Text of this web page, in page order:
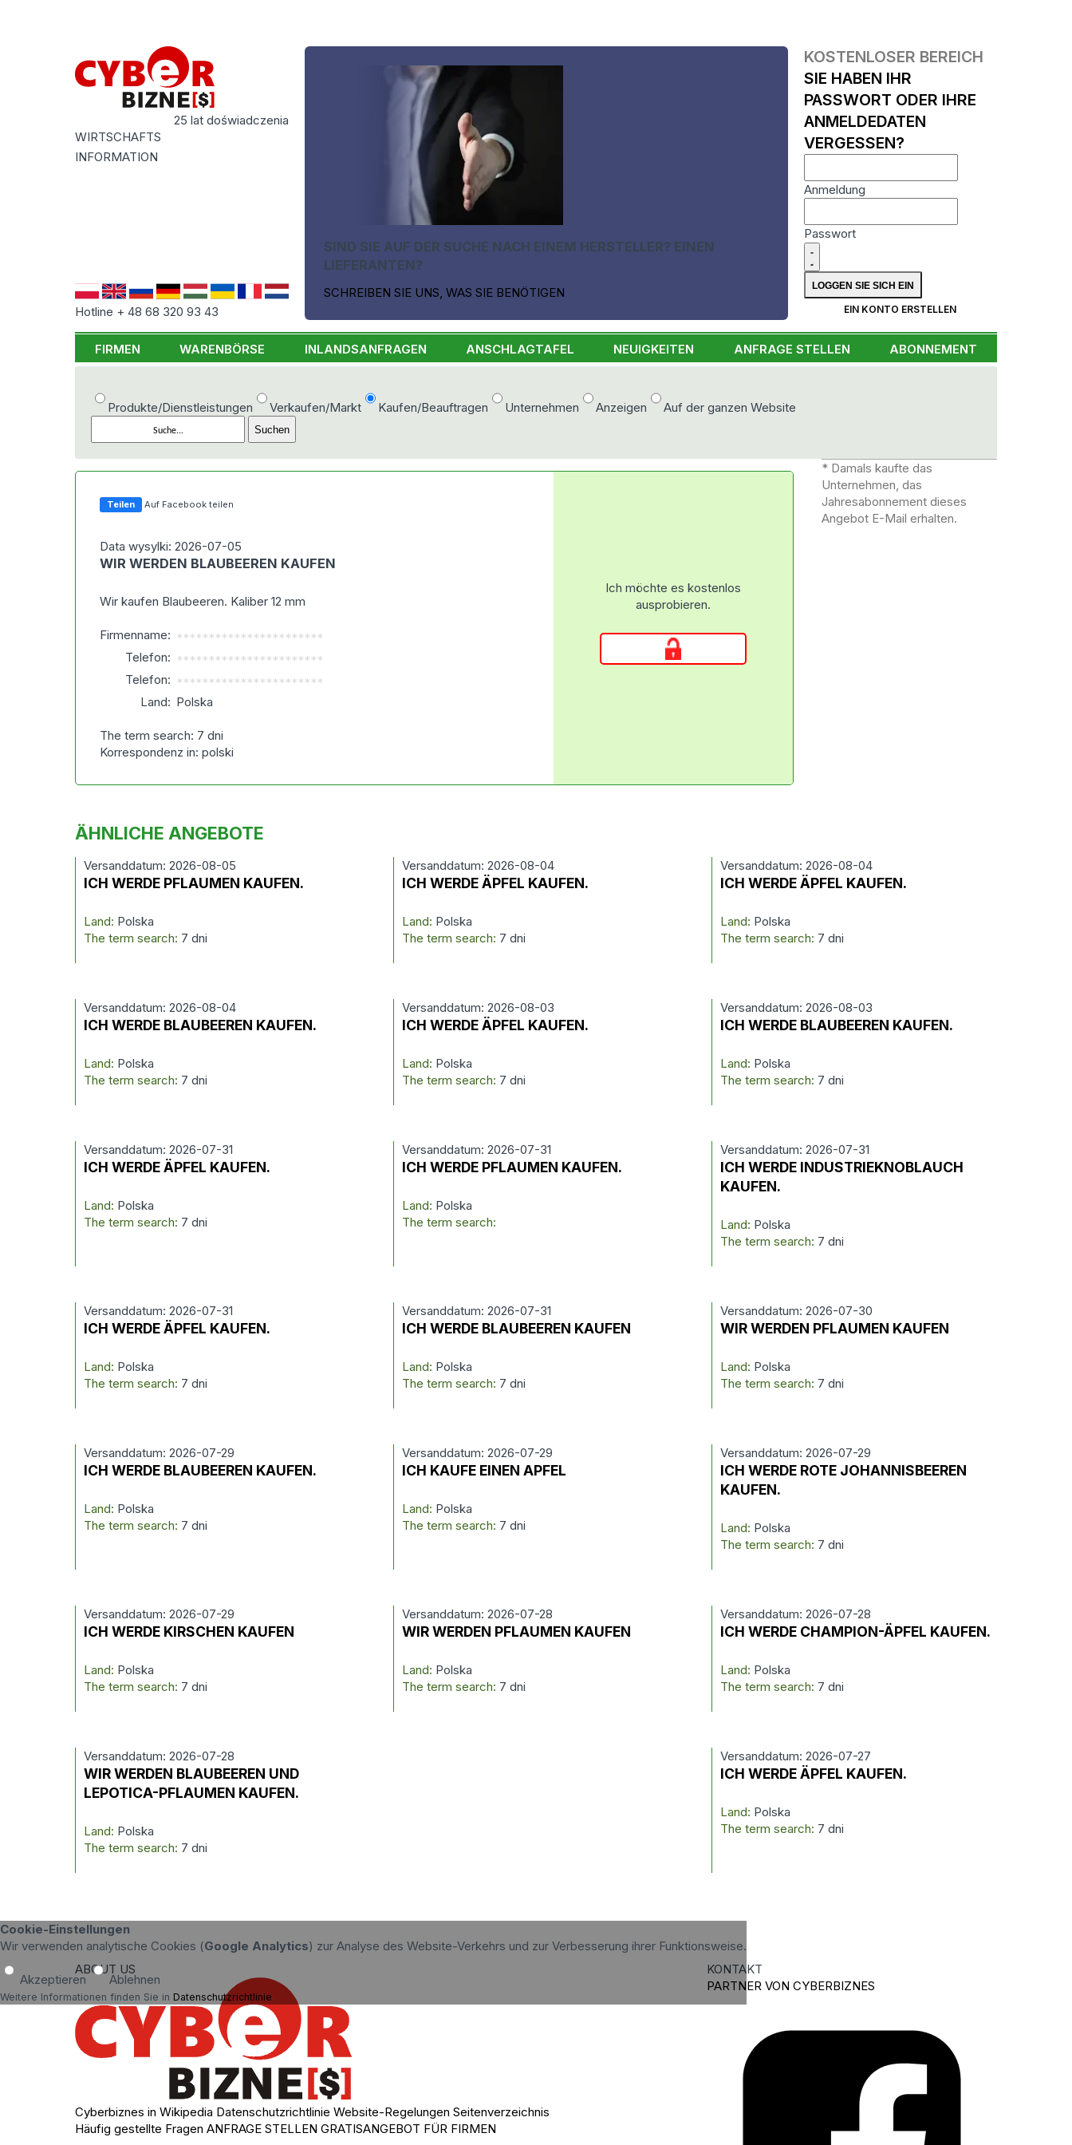
25 lat doświadczenia
WIRTSCHAFTS
INFORMATION
Hotline + 48 68 320 93 43
SIND SIE AUF DER SUCHE NACH EINEM HERSTELLER? EINEN
LIEFERANTEN?
SCHREIBEN SIE UNS, WAS SIE BENÖTIGEN
KOSTENLOSER BEREICH
SIE HABEN IHR
PASSWORT ODER IHRE
ANMELDEDATEN
VERGESSEN?
Anmeldung
Passwort
EIN KONTO ERSTELLEN
FIRMEN WARENBÖRSE INLANDSANFRAGEN ANSCHLAGTAFEL NEUIGKEITEN ANFRAGE STELLEN ABONNEMENT
Produkte/Dienstleistungen Verkaufen/Markt Kaufen/Beauftragen Unternehmen Anzeigen Auf der ganzen Website
Teilen Auf Facebook teilen
Data wysylki: 2026-07-05
WIR WERDEN BLAUBEEREN KAUFEN
Wir kaufen Blaubeeren. Kaliber 12 mm
Firmenname: ***********************
Telefon: ***********************
Telefon: ***********************
Land: Polska
The term search: 7 dni
Korrespondenz in: polski
Ich möchte es kostenlos
ausprobieren.
* Damals kaufte das
Unternehmen, das
Jahresabonnement dieses
Angebot E-Mail erhalten.
ÄHNLICHE ANGEBOTE
Versanddatum: 2026-08-05
ICH WERDE PFLAUMEN KAUFEN.
Land: Polska
The term search: 7 dni
Versanddatum: 2026-08-04
ICH WERDE ÄPFEL KAUFEN.
Land: Polska
The term search: 7 dni
Versanddatum: 2026-08-04
ICH WERDE ÄPFEL KAUFEN.
Land: Polska
The term search: 7 dni
Versanddatum: 2026-08-04
ICH WERDE BLAUBEEREN KAUFEN.
Land: Polska
The term search: 7 dni
Versanddatum: 2026-08-03
ICH WERDE ÄPFEL KAUFEN.
Land: Polska
The term search: 7 dni
Versanddatum: 2026-08-03
ICH WERDE BLAUBEEREN KAUFEN.
Land: Polska
The term search: 7 dni
Versanddatum: 2026-07-31
ICH WERDE ÄPFEL KAUFEN.
Land: Polska
The term search: 7 dni
Versanddatum: 2026-07-31
ICH WERDE PFLAUMEN KAUFEN.
Land: Polska
The term search:
Versanddatum: 2026-07-31
ICH WERDE INDUSTRIEKNOBLAUCH
KAUFEN.
Land: Polska
The term search: 7 dni
Versanddatum: 2026-07-31
ICH WERDE ÄPFEL KAUFEN.
Land: Polska
The term search: 7 dni
Versanddatum: 2026-07-31
ICH WERDE BLAUBEEREN KAUFEN
Land: Polska
The term search: 7 dni
Versanddatum: 2026-07-30
WIR WERDEN PFLAUMEN KAUFEN
Land: Polska
The term search: 7 dni
Versanddatum: 2026-07-29
ICH WERDE BLAUBEEREN KAUFEN.
Land: Polska
The term search: 7 dni
Versanddatum: 2026-07-29
ICH KAUFE EINEN APFEL
Land: Polska
The term search: 7 dni
Versanddatum: 2026-07-29
ICH WERDE ROTE JOHANNISBEEREN
KAUFEN.
Land: Polska
The term search: 7 dni
Versanddatum: 2026-07-29
ICH WERDE KIRSCHEN KAUFEN
Land: Polska
The term search: 7 dni
Versanddatum: 2026-07-28
WIR WERDEN PFLAUMEN KAUFEN
Land: Polska
The term search: 7 dni
Versanddatum: 2026-07-28
ICH WERDE CHAMPION-ÄPFEL KAUFEN.
Land: Polska
The term search: 7 dni
Versanddatum: 2026-07-28
WIR WERDEN BLAUBEEREN UND
LEPOTICA-PFLAUMEN KAUFEN.
Land: Polska
The term search: 7 dni
Versanddatum: 2026-07-27
ICH WERDE ÄPFEL KAUFEN.
Land: Polska
The term search: 7 dni
Cookie-Einstellungen
Wir verwenden analytische Cookies (Google Analytics) zur Analyse des Website-Verkehrs und zur Verbesserung ihrer Funktionsweise.
Akzeptieren Ablehnen
Weitere Informationen finden Sie in Datenschutzrichtlinie.
ABOUT US
Cyberbiznes in Wikipedia Datenschutzrichtlinie Website-Regelungen Seitenverzeichnis
Häufig gestellte Fragen ANFRAGE STELLEN GRATISANGEBOT FÜR FIRMEN
KONTAKT
PARTNER VON CYBERBIZNES